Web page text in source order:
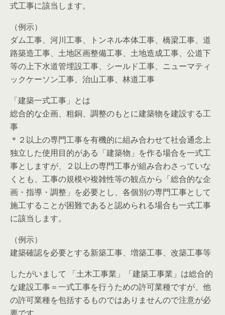
式工事に該当します。
（例示）
ダム工事、河川工事、トンネル本体工事、橋梁工事、道
路築造工事、土地区画整備工事、土地造成工事、公道下
等の上下水道管埋設工事、シールド工事、ニューマティ
ックケーソン工事、治山工事、林道工事
「建築一式工事」とは
総合的な企画、粗銅、調整のもとに建築物を建設する工
事
＊２以上の専門工事を有機的に組み合わせて社会通念上
独立した使用目的がある「建築物」を作る場合を一式工
事としますが、２以上の専門工事が組み合わさっていな
くとも、工事の規模や複雑性等の観点から「総合的な企
画・指導・調整」を必要とし、各個別の専門工事として
施工することが困難であると認められる場合も一式工事
に該当します。
（例示）
建築確認を必要とする新築工事、増築工事、改築工事等
したがいまして 「土木工事業」「建築工事業」は総合的
な建設工事＝一式工事を行うための許可業種ですが、他
の許可業種を包括するものではありませんので注意が必